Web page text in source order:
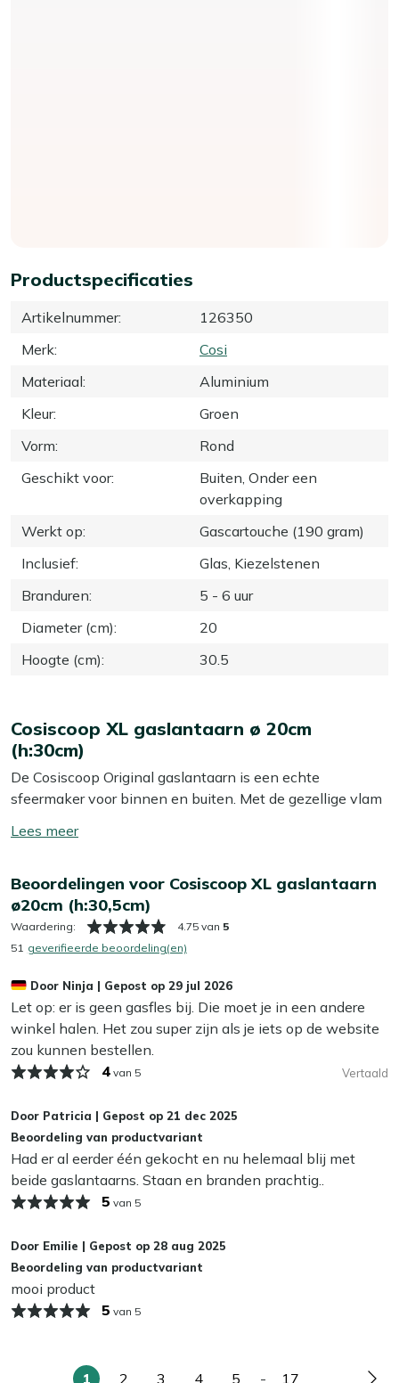
Productspecificaties
Artikelnummer:
126350
Merk:
Cosi
Materiaal:
Aluminium
Kleur:
Groen
Vorm:
Rond
Geschikt voor:
Buiten, Onder een
overkapping
Werkt op:
Gascartouche (190 gram)
Inclusief:
Glas, Kiezelstenen
Branduren:
5 - 6 uur
Diameter (cm):
20
Hoogte (cm): 30.5
Cosiscoop XL gaslantaarn ø 20cm
(h:30cm)
De Cosiscoop Original gaslantaarn is een echte
sfeermaker voor binnen en buiten. Met de gezellige vlam
voor een avondje met vrienden of familie. Zet hem op
– hij trekt zeker de aandacht.
Eigenschappen
Deze gaslantaarn werkt op een universele 190 gram
gascartouche, die eenvoudig verkrijgbaar is bij de
bouwmarkt. De bediening is simpel: draai het gasblikje
onderaan vast, steek de vlam aan en regel de grootte van
de vlam met de draaiknop. Gemiddeld brandt de
Cosiscoop 5 tot 6 uur op één gascartouche. Dankzij het
af als dat nodig is, wat extra veiligheid biedt. De
meegeleverde grijze kiezelstenen zorgen voor een mooie
afwerking.
Of je de Cosiscoop cadeau geeft of zelf gebruikt, deze
lantaarn is altijd een eyecatcher. Tip: wil je je tafel
en laat hem niet onnodig buiten op tafel staan, zo
voorkom je kringen.
Bekijk meer Gaslantaarns
Bekijk meer Vuur & terrasverwarming
Toon/verberg
Beoordelingen voor Cosiscoop XL gaslantaarn
ø20cm (h:30,5cm)
Waardering: 4.75 van 5
51 geverifieerde beoordeling(en)
Door Ninja | Gepost op 29 jul 2026
Let op: er is geen gasfles bij. Die moet je in een andere
winkel halen. Het zou super zijn als je iets op de website
zou kunnen bestellen.
4 van 5 Vertaald
Door Patricia | Gepost op 21 dec 2025
Beoordeling van productvariant
Had er al eerder één gekocht en nu helemaal blij met
beide gaslantaarns. Staan en branden prachtig..
5 van 5
Door Emilie | Gepost op 28 aug 2025
Beoordeling van productvariant
mooi product
5 van 5
1 2 3 4 5 - 17